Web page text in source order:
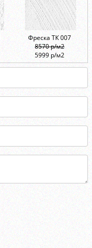
Фреска ТК 007
8570 р/м2
5999 р/м2